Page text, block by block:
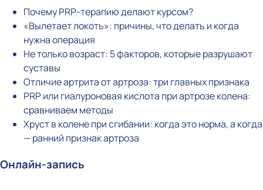
Почему PRP-терапию делают курсом?
«Вылетает локоть»: причины, что делать и когда
нужна операция
Не только возраст: 5 факторов, которые разрушают
суставы
Отличие артрита от артроза: три главных признака
PRP или гиалуроновая кислота при артрозе колена:
сравниваем методы
Хруст в колене при сгибании: когда это норма, а когда
— ранний признак артроза
Онлайн-запись